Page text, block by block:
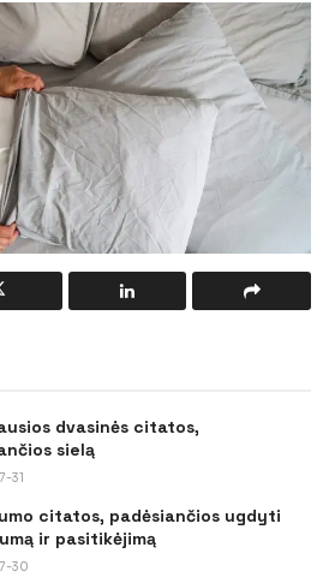
dvasinės citatos,
sielą
31
citatos, padėsiančios ugdyti
ir pasitikėjimą
30